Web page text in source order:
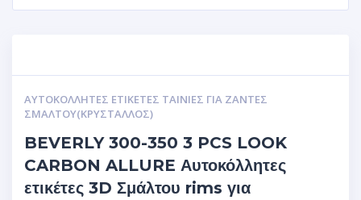
ΑΥΤΟΚΌΛΛΗΤΕΣ ΕΤΙΚΈΤΕΣ ΤΑΙΝΊΕΣ ΓΙΑ ΖΆΝΤΕΣ
ΣΜΆΛΤΟΥ(ΚΡΎΣΤΑΛΛΟΣ)
BEVERLY 300-350 3 PCS LOOK
CARBON ALLURE Αυτοκόλλητες
ετικέτες 3D Σμάλτου rims για